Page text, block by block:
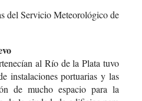
del Servicio Meteorológico de
al Río de la Plata tuvo
instalaciones portuarias y las
de mucho espacio para la